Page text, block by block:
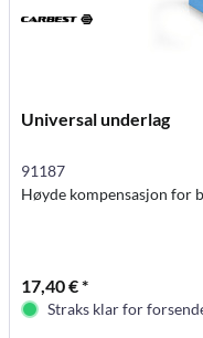
Universal underlag
91187
Høyde kompensasjon for
17,40 € *
Straks klar for